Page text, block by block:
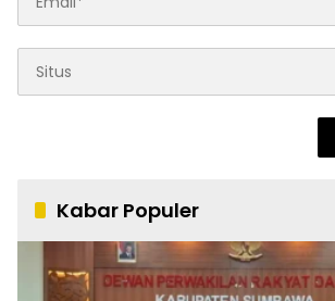
Kabar Populer